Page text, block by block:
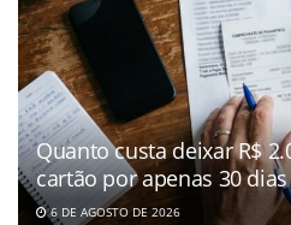
Quanto custa deixar R$
cartão por apenas 30
6 DE AGOSTO DE 2026